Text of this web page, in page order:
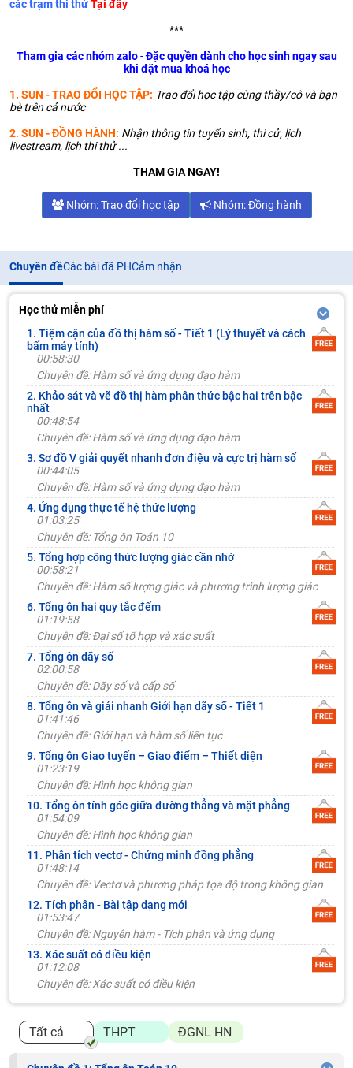
các trạm thi thửTại đây
***
Tham gia các nhóm zalo-Đặc quyền dành cho học sinh ngay sau
khi đặt mua khoá học
1. SUN - TRAO ĐỔI HỌC TẬP: Trao đổi học tập cùng thầy/cô và bạn
bè trên cả nước
2. SUN - ĐỒNG HÀNH: Nhận thông tin tuyển sinh, thi cử, lịch
livestream, lịch thi thử ...
THAM GIA NGAY!
Nhóm: Trao đổi học tập Nhóm: Đồng hành
Chuyên đềCác bài đã PHCảm nhận
Học thử miễn phí
1. Tiệm cận của đồ thị hàm số - Tiết 1 (Lý thuyết và cách
bấm máy tính)
00:58:30
Chuyên đề: Hàm số và ứng dụng đạo hàm
2. Khảo sát và vẽ đồ thị hàm phân thức bậc hai trên bậc
nhất
00:48:54
Chuyên đề: Hàm số và ứng dụng đạo hàm
3. Sơ đồ V giải quyết nhanh đơn điệu và cực trị hàm số
00:44:05
Chuyên đề: Hàm số và ứng dụng đạo hàm
4. Ứng dụng thực tế hệ thức lượng
01:03:25
Chuyên đề: Tổng ôn Toán 10
5. Tổng hợp công thức lượng giác cần nhớ
00:58:21
Chuyên đề: Hàm số lượng giác và phương trình lượng giác
6. Tổng ôn hai quy tắc đếm
01:19:58
Chuyên đề: Đại số tổ hợp và xác suất
7. Tổng ôn dãy số
02:00:58
Chuyên đề: Dãy số và cấp số
8. Tổng ôn và giải nhanh Giới hạn dãy số - Tiết 1
01:41:46
Chuyên đề: Giới hạn và hàm số liên tục
9. Tổng ôn Giao tuyến – Giao điểm – Thiết diện
01:23:19
Chuyên đề: Hình học không gian
10. Tổng ôn tính góc giữa đường thẳng và mặt phẳng
01:54:09
Chuyên đề: Hình học không gian
11. Phân tích vectơ - Chứng minh đồng phẳng
01:48:14
Chuyên đề: Vectơ và phương pháp tọa độ trong không gian
12. Tích phân - Bài tập dạng mới
01:53:47
Chuyên đề: Nguyên hàm - Tích phân và ứng dụng
13. Xác suất có điều kiện
01:12:08
Chuyên đề: Xác suất có điều kiện
Tất cả THPT ĐGNL HN